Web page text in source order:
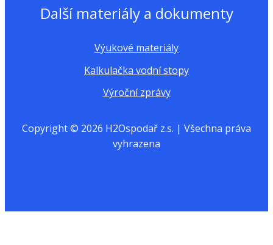
Další materiály a dokumenty
Výukové materiály
Kalkulačka vodní stopy
Výroční zprávy
Copyright © 2026 H2Ospodař z.s. | Všechna práva
vyhrazena